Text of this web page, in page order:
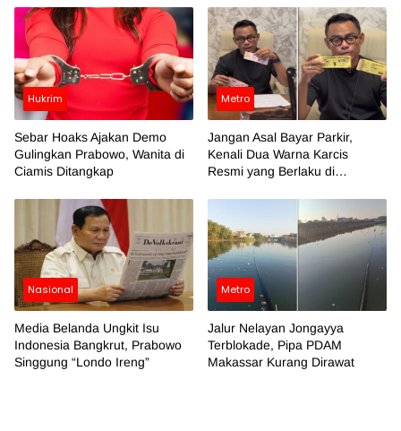
Hukrim
Sebar Hoaks Ajakan Demo
Gulingkan Prabowo, Wanita di
Ciamis Ditangkap
Metro
Jangan Asal Bayar Parkir,
Kenali Dua Warna Karcis
Resmi yang Berlaku di
Nasional
Media Belanda Ungkit Isu
Indonesia Bangkrut, Prabowo
Singgung “Londo Ireng”
Metro
Jalur Nelayan Jongayya
Terblokade, Pipa PDAM
Makassar Kurang Dirawat